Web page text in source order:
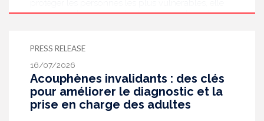
recommande en revanche la mise en place d’une
pour les autres professionnels travaillant dans les
établissements médicaux sociaux hébergeant des
personnes âgées, en contact avec des personnes à
risque de grippe sévère, avec un déploiement
prioritaire en Ehpad et en USLD.
PRESS RELEASE
16/07/2026
Acouphènes invalidants : des clés
pour améliorer le diagnostic et la
prise en charge des adultes